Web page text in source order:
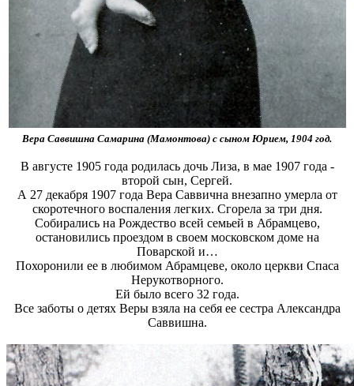
Вера Саввишна Самарина (Мамонтова) с сыном Юрием, 1904 год.
В августе 1905 года родилась дочь Лиза, в мае 1907 года -
второй сын, Сергей.
А 27 декабря 1907 года Вера Саввична внезапно умерла от
скоротечного воспаления легких. Сгорела за три дня.
Собирались на Рождество всей семьей в Абрамцево,
остановились проездом в своем московском доме на
Поварской и…
Похоронили ее в любимом Абрамцеве, около церкви Спаса
Нерукотворного.
Ей было всего 32 года.
Все заботы о детях Веры взяла на себя ее сестра Александра
Саввишна.